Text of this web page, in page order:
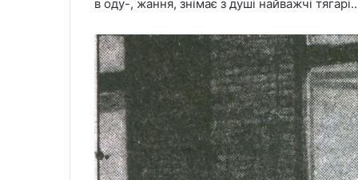
в оду-, жання, знімає з душі найважчі